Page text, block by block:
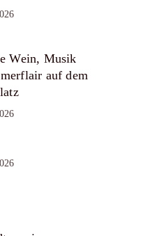
Wein, Musik
auf dem